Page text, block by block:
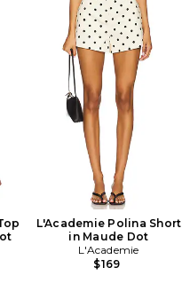
L'Academie Polina Short
in Maude Dot
L'Academie
$169